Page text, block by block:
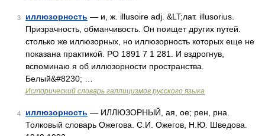
3 иллюзорность — и, ж. illusoire adj. &LT;лат. illusorius.
Призрачность, обманчивость. Он поищет других путей.
столько же иллюзорных, но иллюзорность которых еще не
показана практикой. РО 1891 7 1 281. И вздрогнув,
вспоминаю я об иллюзорности пространства.
Белый&#8230; …
Исторический словарь галлицизмов русского языка
4 иллюзорность — ИЛЛЮЗОРНЫЙ, ая, ое; рен, рна.
Толковый словарь Ожегова. С.И. Ожегов, Н.Ю. Шведова.